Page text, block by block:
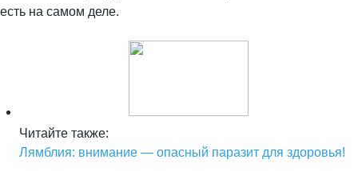
есть на самом деле.
Читайте также:
Лямблия: внимание — опасный паразит для здоровья!